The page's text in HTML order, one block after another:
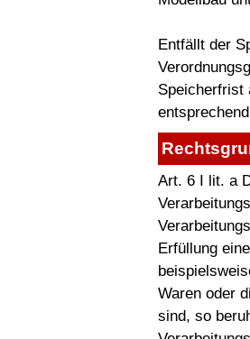
Entfällt der
Speicherfrist
Art. 6 I lit. a
Erfüllung
Waren oder
sind, so